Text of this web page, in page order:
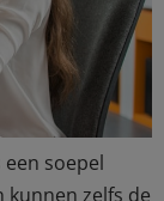
soepel
kunnen zelfs de